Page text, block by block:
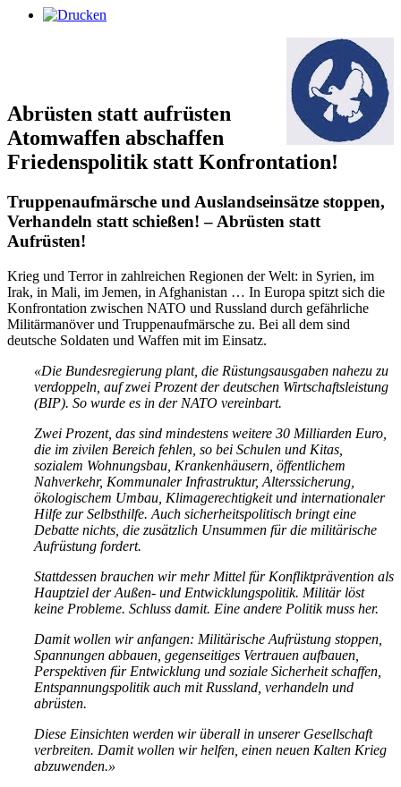
Abrüsten statt aufrüsten
Atomwaffen abschaffen
Friedenspolitik statt Konfrontation!
Truppenaufmärsche und Auslandseinsätze stoppen,
Verhandeln statt schießen! – Abrüsten statt
Aufrüsten!
Krieg und Terror in zahlreichen Regionen der Welt: in Syrien, im
Irak, in Mali, im Jemen, in Afghanistan … In Europa spitzt sich die
Konfrontation zwischen NATO und Russland durch gefährliche
Militärmanöver und Truppenaufmärsche zu. Bei all dem sind
deutsche Soldaten und Waffen mit im Einsatz.
«Die Bundesregierung plant, die Rüstungsausgaben nahezu zu
verdoppeln, auf zwei Prozent der deutschen Wirtschaftsleistung
(BIP). So wurde es in der NATO vereinbart.
Zwei Prozent, das sind mindestens weitere 30 Milliarden Euro,
die im zivilen Bereich fehlen, so bei Schulen und Kitas,
sozialem Wohnungsbau, Krankenhäusern, öffentlichem
Nahverkehr, Kommunaler Infrastruktur, Alterssicherung,
ökologischem Umbau, Klimagerechtigkeit und internationaler
Hilfe zur Selbsthilfe. Auch sicherheitspolitisch bringt eine
Debatte nichts, die zusätzlich Unsummen für die militärische
Aufrüstung fordert.
Stattdessen brauchen wir mehr Mittel für Konfliktprävention als
Hauptziel der Außen- und Entwicklungspolitik. Militär löst
keine Probleme. Schluss damit. Eine andere Politik muss her.
Damit wollen wir anfangen: Militärische Aufrüstung stoppen,
Spannungen abbauen, gegenseitiges Vertrauen aufbauen,
Perspektiven für Entwicklung und soziale Sicherheit schaffen,
Entspannungspolitik auch mit Russland, verhandeln und
abrüsten.
Diese Einsichten werden wir überall in unserer Gesellschaft
verbreiten. Damit wollen wir helfen, einen neuen Kalten Krieg
abzuwenden.»